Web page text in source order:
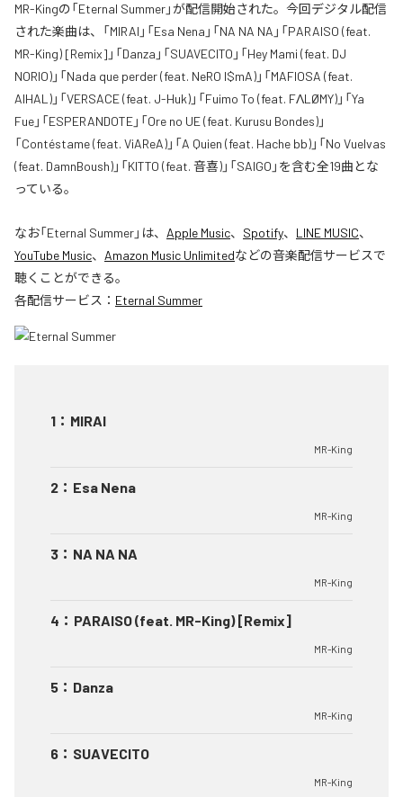
MR-Kingの「Eternal Summer」が配信開始された。今回デジタル配信
された楽曲は、「MIRAI」「Esa Nena」「NA NA NA」「PARAISO (feat.
MR-King) [Remix]」「Danza」「SUAVECITO」「Hey Mami (feat. DJ
NORIO)」「Nada que perder (feat. NeRO I$mA)」「MAFIOSA (feat.
AIHAL)」「VERSACE (feat. J-Huk)」「Fuimo To (feat. FΛLØMY)」「Ya
Fue」「ESPERANDOTE」「Ore no UE (feat. Kurusu Bondes)」
「Contéstame (feat. ViAReA)」「A Quien (feat. Hache bb)」「No Vuelvas
(feat. DamnBoush)」「KITTO (feat. 音喜)」「SAIGO」を含む全19曲とな
っている。
なお「Eternal Summer」は、 Apple Music、 Spotify、 LINE MUSIC、
YouTube Music、 Amazon Music Unlimitedなどの音楽配信サービスで
聴くことができる。
各配信サービス： Eternal Summer
1 ： MIRAI
MR-King
2 ： Esa Nena
MR-King
3 ： NA NA NA
MR-King
4 ： PARAISO (feat. MR-King) [Remix]
MR-King
5 ： Danza
MR-King
6 ： SUAVECITO
MR-King